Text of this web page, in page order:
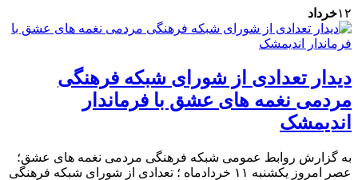
۱۲خرداد
دیدار تعدادی از شورای شبکه فرهنگی
مردمی نغمه های عشق با فرماندار
اندیمشک
به گزارش روابط عمومی شبکه فرهنگی مردمی نغمه های عشق؛
عصر امروز یکشنبه ۱۱ خردادماه ؛ تعدادی از شورای شبکه فرهنگی